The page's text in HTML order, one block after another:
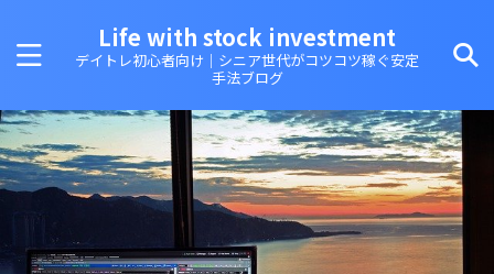
Life with stock investment
デイトレ初心者向け｜シニア世代がコツコツ稼ぐ安定
手法ブログ